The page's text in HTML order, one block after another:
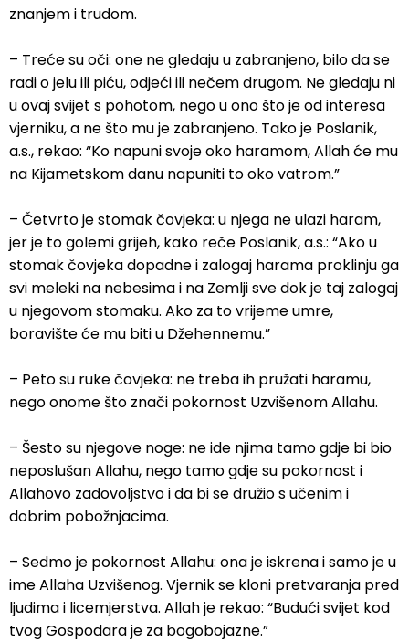
znanjem i trudom.
– Treće su oči: one ne gledaju u zabranjeno, bilo da se
radi o jelu ili piću, odjeći ili nečem drugom. Ne gledaju ni
u ovaj svijet s pohotom, nego u ono što je od interesa
vjerniku, a ne što mu je zabranjeno. Tako je Poslanik,
a.s., rekao: “Ko napuni svoje oko haramom, Allah će mu
na Kijametskom danu napuniti to oko vatrom.”
– Četvrto je stomak čovjeka: u njega ne ulazi haram,
jer je to golemi grijeh, kako reče Poslanik, a.s.: “Ako u
stomak čovjeka dopadne i zalogaj harama proklinju ga
svi meleki na nebesima i na Zemlji sve dok je taj zalogaj
u njegovom stomaku. Ako za to vrijeme umre,
boravište će mu biti u Džehennemu.”
– Peto su ruke čovjeka: ne treba ih pružati haramu,
nego onome što znači pokornost Uzvišenom Allahu.
– Šesto su njegove noge: ne ide njima tamo gdje bi bio
neposlušan Allahu, nego tamo gdje su pokornost i
Allahovo zadovoljstvo i da bi se družio s učenim i
dobrim pobožnjacima.
– Sedmo je pokornost Allahu: ona je iskrena i samo je u
ime Allaha Uzvišenog. Vjernik se kloni pretvaranja pred
ljudima i licemjerstva. Allah je rekao: “Budući svijet kod
tvog Gospodara je za bogobojazne.”